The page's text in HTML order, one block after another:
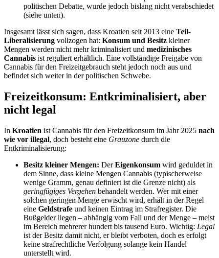
politischen Debatte, wurde jedoch bislang nicht verabschiedet
(siehe unten).
Insgesamt lässt sich sagen, dass Kroatien seit 2013 eine Teil-
Liberalisierung vollzogen hat: Konsum und Besitz kleiner
Mengen werden nicht mehr kriminalisiert und medizinisches
Cannabis ist reguliert erhältlich. Eine vollständige Freigabe von
Cannabis für den Freizeitgebrauch steht jedoch noch aus und
befindet sich weiter in der politischen Schwebe.
Freizeitkonsum: Entkriminalisiert, aber
nicht legal
In Kroatien ist Cannabis für den Freizeitkonsum im Jahr 2025 nach
wie vor illegal, doch besteht eine Grauzone durch die
Entkriminalisierung:
Besitz kleiner Mengen: DerEigenkonsum wird geduldet in
dem Sinne, dass kleine Mengen Cannabis (typischerweise
wenige Gramm, genau definiert ist die Grenze nicht) als
geringfügiges Vergehen behandelt werden. Wer mit einer
solchen geringen Menge erwischt wird, erhält in der Regel
eine Geldstrafe und keinen Eintrag im Strafregister​. Die
Bußgelder liegen – abhängig vom Fall und der Menge – meist
im Bereich mehrerer hundert bis tausend Euro. Wichtig: Legal
ist der Besitz damit nicht, er bleibt verboten, doch es erfolgt
keine strafrechtliche Verfolgung solange kein Handel
unterstellt wird.